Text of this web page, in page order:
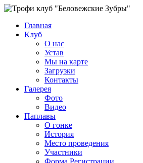
Главная
Клуб
О нас
Устав
Мы на карте
Загрузки
Контакты
Галерея
Фото
Видео
Паплавы
О гонке
История
Место проведения
Участники
Форма Регистрации